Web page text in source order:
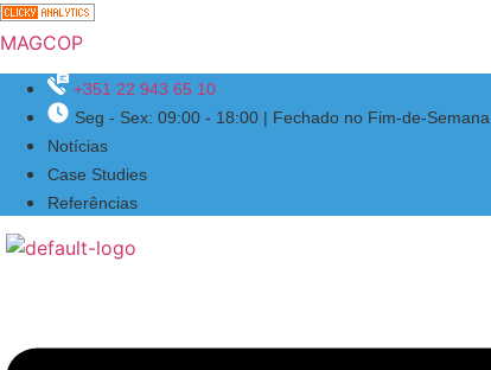
MAGCOP
+351 22 943 65 10
Seg - Sex: 09:00 - 18:00 | Fechado no Fim-de-Semana
Menu
Notícias
Case Studies
Referências